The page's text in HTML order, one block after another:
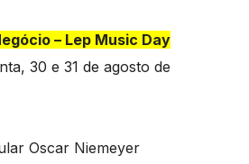
– Lep Music Day
30 e 31 de agosto de
Oscar Niemeyer